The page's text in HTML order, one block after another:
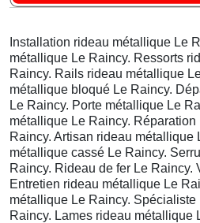
Installation rideau métallique Le
métallique Le Raincy. Ressorts
Raincy. Rails rideau métallique
métallique bloqué Le Raincy.
Le Raincy. Porte métallique Le
métallique Le Raincy.
Raincy. Artisan rideau métallique
métallique cassé Le Raincy.
Raincy. Rideau de fer Le Raincy.
Entretien rideau métallique Le
métallique Le Raincy.
Raincy. Lames rideau métallique